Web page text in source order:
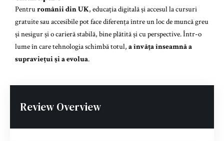
Pentruromânii din UK, educația digitală și accesul la cursuri
gratuite sau accesibile pot face diferența între un loc de muncă greu
și nesigur și o carieră stabilă, bine plătită și cu perspective. Într-o
lume în care tehnologia schimbă totul, a învăța înseamnă a
supraviețui și a evolua.
Review Overview